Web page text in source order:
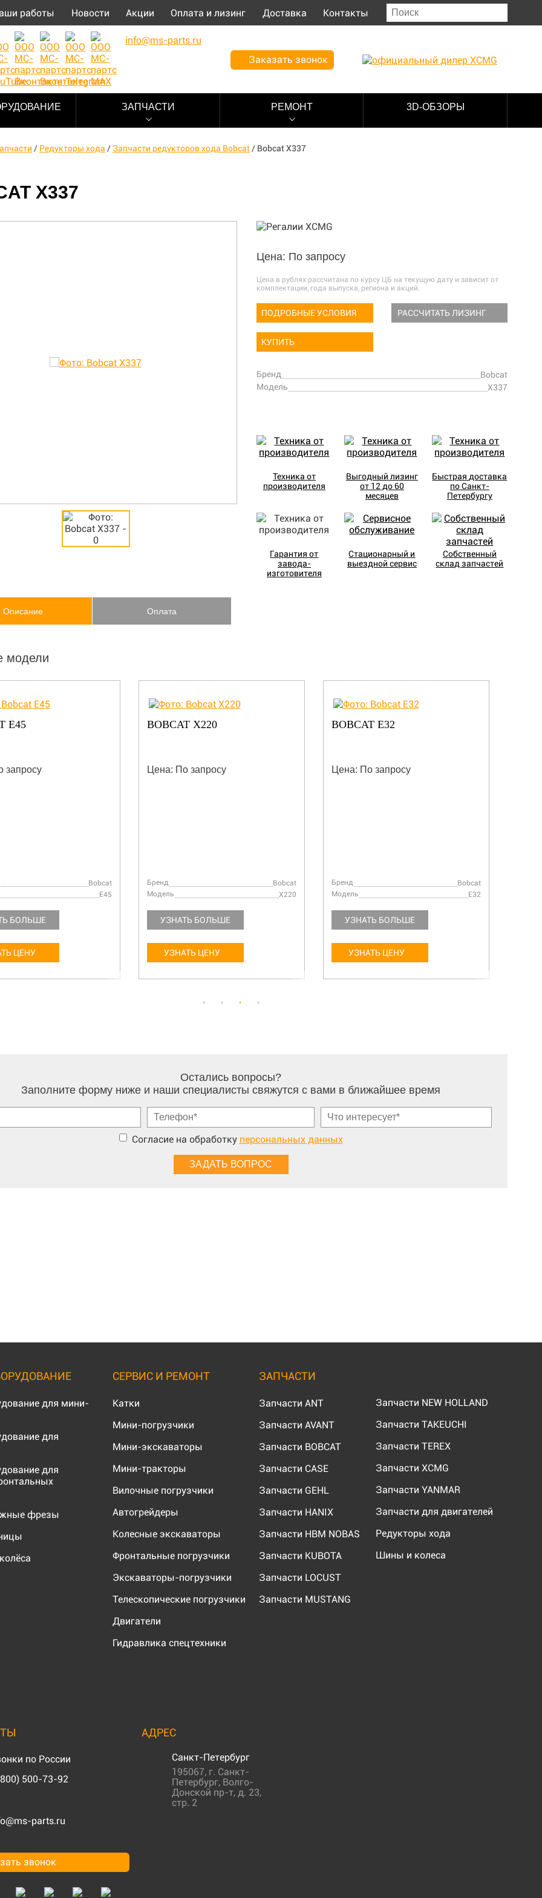
работы Новости Акции Оплата и лизинг Доставка Контакты
info@ms-parts.ru
Заказать звонок
ЗАПЧАСТИ РЕМОНТ 3D-ОБЗОРЫ
/ Редукторы хода / Запчасти редукторов хода Bobcat / Bobcat X337
X337
Цена: По запросу
Цена в рублях рассчитана по курсу ЦБ на текущую дату и зависит от
комплектации, года выпуска, региона и акций.
ПОДРОБНЫЕ УСЛОВИЯ РАССЧИТАТЬ ЛИЗИНГ
КУПИТЬ
Бренд
Bobcat
Модель
X337
Техника от
производителя
Выгодный лизинг
от 12 до 60
месяцев
Быстрая доставка
по Санкт-
Петербургу
Гарантия от
завода-
изготовителя
Стационарный и
выездной сервис
Собственный
склад запчастей
Описание Оплата
модели
E45
запросу
Bobcat
E45
БОЛЬШЕ
ЦЕНУ
BOBCAT X220
Цена: По запросу
Бренд
Bobcat
Модель
X220
УЗНАТЬ БОЛЬШЕ
УЗНАТЬ ЦЕНУ
BOBCAT E32
Цена: По запросу
Бренд
Bobcat
Модель
E32
УЗНАТЬ БОЛЬШЕ
УЗНАТЬ ЦЕНУ
Остались вопросы?
Заполните форму ниже и наши специалисты свяжутся с вами в ближайшее время
Согласие на обработку персональных данных
для мини-
для
для
фрезы
СЕРВИС И РЕМОНТ
Катки
Мини-погрузчики
Мини-экскаваторы
Мини-тракторы
Вилочные погрузчики
Автогрейдеры
Колесные экскаваторы
Фронтальные погрузчики
Экскаваторы-погрузчики
Телескопические погрузчики
Двигатели
Гидравлика спецтехники
ЗАПЧАСТИ
Запчасти ANT
Запчасти AVANT
Запчасти BOBCAT
Запчасти CASE
Запчасти GEHL
Запчасти HANIX
Запчасти HBM NOBAS
Запчасти KUBOTA
Запчасти LOCUST
Запчасти MUSTANG
Запчасти NEW HOLLAND
Запчасти TAKEUCHI
Запчасти TEREX
Запчасти XCMG
Запчасти YANMAR
Запчасти для двигателей
Редукторы хода
Шины и колеса
по России
500-73-92
parts.ru
звонок
АДРЕС
Санкт-Петербург
195067, г. Санкт-
Петербург, Волго-
Донской пр-т, д. 23,
стр. 2